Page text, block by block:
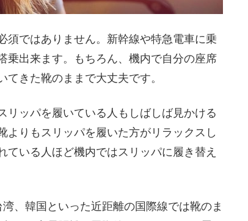
須ではありません。新幹線や特急電車に乗
乗出来ます。もちろん、機内で自分の座席
きた靴のままで大丈夫です。
リッパを履いている人もしばしば見かける
よりもスリッパを履いた方がリラックスし
ている人ほど機内ではスリッパに履き替え
、韓国といった近距離の国際線では靴のま